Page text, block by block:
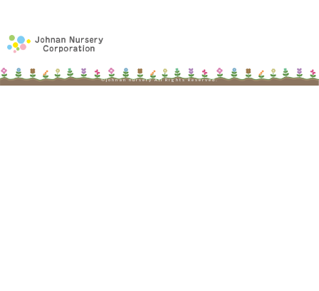
©johnan nursery All Rights Reserved.